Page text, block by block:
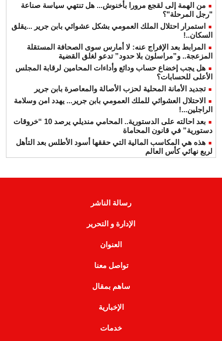
من الهمة إلى لقجع مرورا بأخنوش... هل تنتهي سياسة صناعة
"رجل المرحلة"؟
استمرار احتلال الملك العمومي بشكل عشوائي بابن جرير ...يقلق
السكان..!
المرابط بعد الإفراج عنه: لا أمارس سوى الصحافة المستقلة
المزعجة.. و”مراسلون بلا حدود” تدعو لغلق القضية
هل يجب إخضاع حساب ودائع وأداءات المحامين لرقابة المجلس
الأعلى للحسابات؟
تجديد الأمانة المحلية لحزب الأصالة والمعاصرة بابن جرير
الاحتلال العشوائي للملك العمومي بابن جرير... يهدد امن وسلامة
الراجلين...!
بعد احالته على الدستورية.. المحامي منديلي يرصد 10 “خروقات
دستورية” في قانون المحاماة
هذه هي المكاسب المالية التي حققها أسود الأطلس بعد التأهل
لربع نهائي كأس العالم
رسالة الناشر
الإدارة و التحرير
العنوان
تواصل معنا
ساهم بمقال
الإخبارية
خدمات